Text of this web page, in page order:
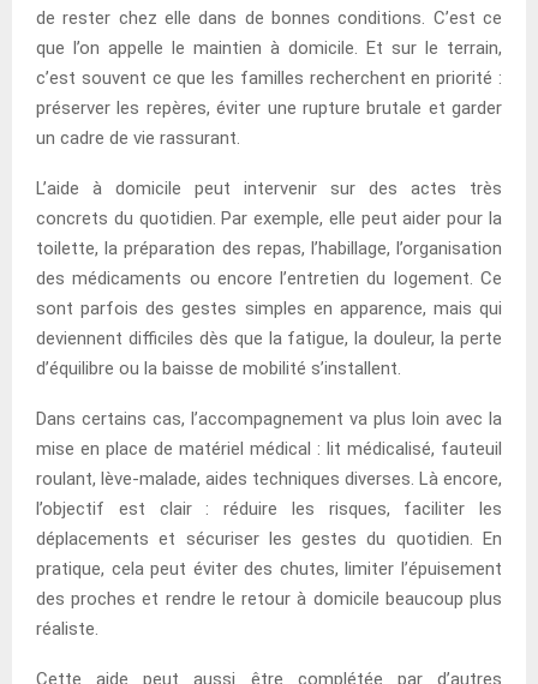
de rester chez elle dans de bonnes conditions. C’est ce
que l’on appelle le maintien à domicile. Et sur le terrain,
c’est souvent ce que les familles recherchent en priorité :
préserver les repères, éviter une rupture brutale et garder
un cadre de vie rassurant.
L’aide à domicile peut intervenir sur des actes très
concrets du quotidien. Par exemple, elle peut aider pour la
toilette, la préparation des repas, l’habillage, l’organisation
des médicaments ou encore l’entretien du logement. Ce
sont parfois des gestes simples en apparence, mais qui
deviennent difficiles dès que la fatigue, la douleur, la perte
d’équilibre ou la baisse de mobilité s’installent.
Dans certains cas, l’accompagnement va plus loin avec la
mise en place de matériel médical : lit médicalisé, fauteuil
roulant, lève-malade, aides techniques diverses. Là encore,
l’objectif est clair : réduire les risques, faciliter les
déplacements et sécuriser les gestes du quotidien. En
pratique, cela peut éviter des chutes, limiter l’épuisement
des proches et rendre le retour à domicile beaucoup plus
réaliste.
Cette aide peut aussi être complétée par d’autres